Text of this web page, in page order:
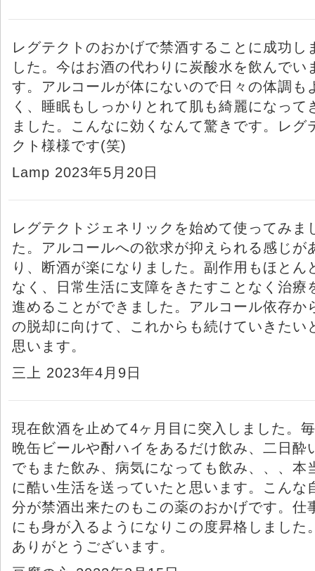
レグテクトのおかげで禁酒することに成功し
した。今はお酒の代わりに炭酸水を飲んでい
す。アルコールが体にないので日々の体調も
く、睡眠もしっかりとれて肌も綺麗になって
ました。こんなに効くなんて驚きです。レグ
クト様様です(笑)
Lamp 2023年5月20日
レグテクトジェネリックを始めて使ってみま
た。アルコールへの欲求が抑えられる感じが
り、断酒が楽になりました。副作用もほとん
なく、日常生活に支障をきたすことなく治療
進めることができました。アルコール依存か
の脱却に向けて、これからも続けていきたい
思います。
三上 2023年4月9日
現在飲酒を止めて4ヶ月目に突入しました。毎
晩缶ビールや酎ハイをあるだけ飲み、二日酔
でもまた飲み、病気になっても飲み、、、本
に酷い生活を送っていたと思います。こんな
分が禁酒出来たのもこの薬のおかげです。仕
にも身が入るようになりこの度昇格しました
ありがとうございます。